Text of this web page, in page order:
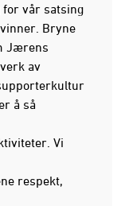
for vår satsing
Bryne
Jærens
av
å så
Vi
respekt,